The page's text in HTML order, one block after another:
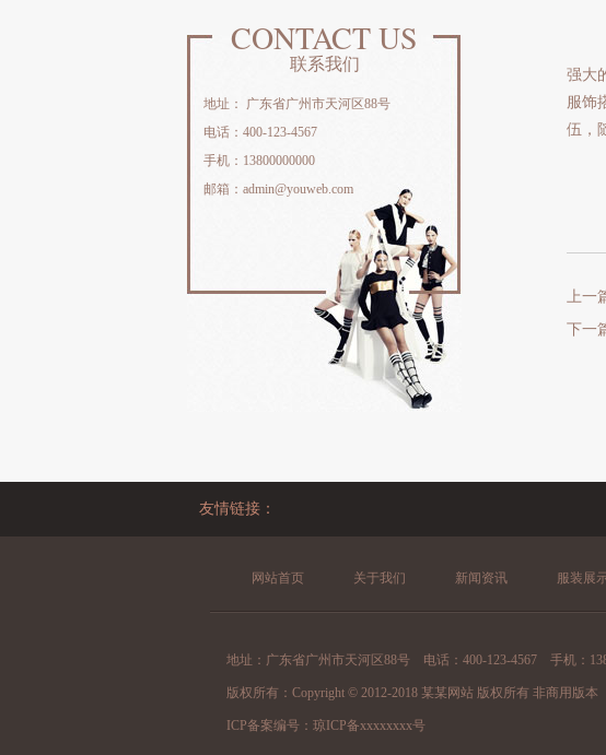
CONTACT US
联系我们
地址： 广东省广州市天河区88号
电话：400-123-4567
手机：13800000000
邮箱：admin@youweb.com
强大
服饰
伍，
上一
下一
友情链接：
网站首页 关于我们 新闻资讯 服装展
地址：广东省广州市天河区88号 电话：400-123-4567 手机：
版权所有：Copyright © 2012-2018 某某网站 版权所有 非商用版本
ICP备案编号： 琼ICP备xxxxxxxx号